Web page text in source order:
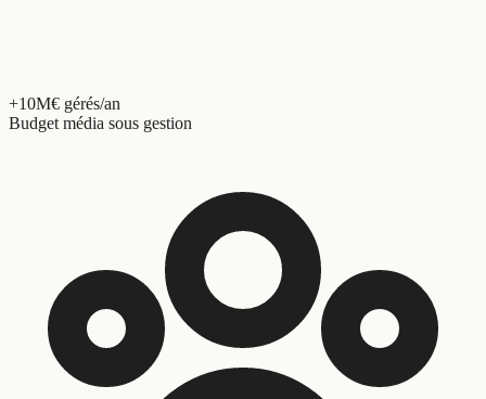
+10M€ gérés/an
Budget média sous gestion